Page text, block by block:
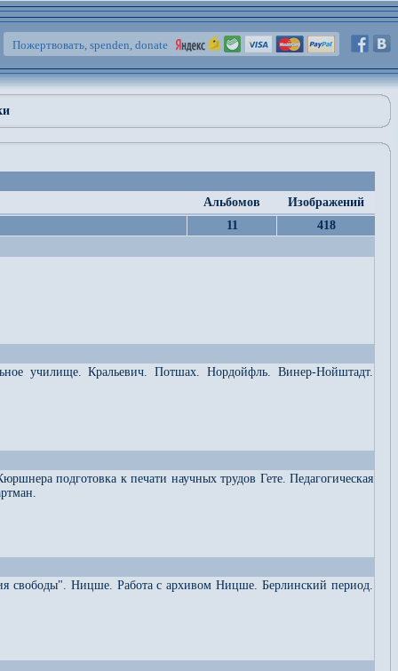
Пожертвовать, spenden, donate
Альбомов
Изображений
11
418
училище. Кральевич. Потшах. Нордойфль. Винер-Нойштадт.
подготовка к печати научных трудов Гете. Педагогическая
свободы". Ницше. Работа с архивом Ницше. Берлинский период.